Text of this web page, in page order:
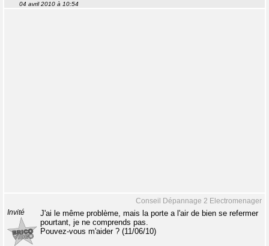
04 avril 2010 à 10:54
Conseil Dépannage 2 Electromenager
Invité
J'ai le même problème, mais la porte a l'air de bien se refermer
pourtant, je ne comprends pas.
Pouvez-vous m'aider ? (11/06/10)